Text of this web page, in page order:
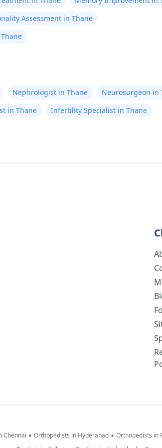
Assessment in Thane
Nephrologist in Thane
Neurosurgeon in
in Thane
Infertility Specialist in Thane
Chennai • Orthopedists in Hyderabad • Orthopedists in